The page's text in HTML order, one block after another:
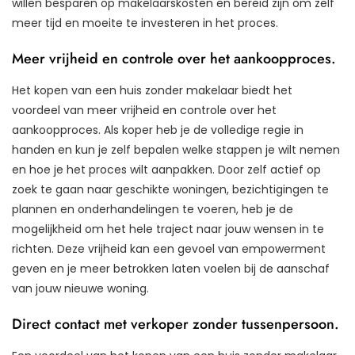
meer tijd en moeite te investeren in het proces.
Meer vrijheid en controle over het aankoopproces.
Het kopen van een huis zonder makelaar biedt het
voordeel van meer vrijheid en controle over het
aankoopproces. Als koper heb je de volledige regie in
handen en kun je zelf bepalen welke stappen je wilt nemen
en hoe je het proces wilt aanpakken. Door zelf actief op
zoek te gaan naar geschikte woningen, bezichtigingen te
plannen en onderhandelingen te voeren, heb je de
mogelijkheid om het hele traject naar jouw wensen in te
richten. Deze vrijheid kan een gevoel van empowerment
geven en je meer betrokken laten voelen bij de aanschaf
van jouw nieuwe woning.
Direct contact met verkoper zonder tussenpersoon.